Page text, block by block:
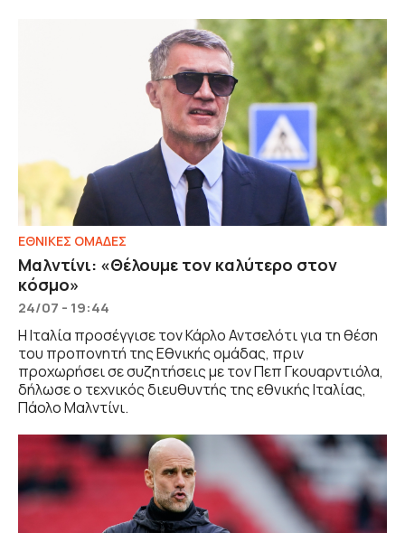
ΕΘΝΙΚΕΣ ΟΜΑΔΕΣ
Μαλντίνι: «Θέλουμε τον καλύτερο στον
κόσμο»
24/07 - 19:44
Η Ιταλία προσέγγισε τον Κάρλο Αντσελότι για τη θέση
του προπονητή της Eθνικής ομάδας, πριν
προχωρήσει σε συζητήσεις με τον Πεπ Γκουαρντιόλα,
δήλωσε ο τεχνικός διευθυντής της εθνικής Ιταλίας,
Πάολο Μαλντίνι.